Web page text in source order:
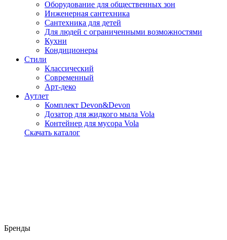
Оборудование для общественных зон
Инженерная сантехника
Сантехника для детей
Для людей с ограниченными возможностями
Кухни
Кондиционеры
Стили
Классический
Современный
Арт-деко
Аутлет
Комплект Devon&Devon
Дозатор для жидкого мыла Vola
Контейнер для мусора Vola
Скачать каталог
Бренды